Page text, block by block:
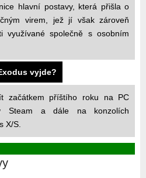
hlavní postavy, která přišla o
virem, jež jí však zároveň
využívané společně s osobním
vyjde?
začátkem příštího roku na PC
Steam a dále na konzolích
X/S.